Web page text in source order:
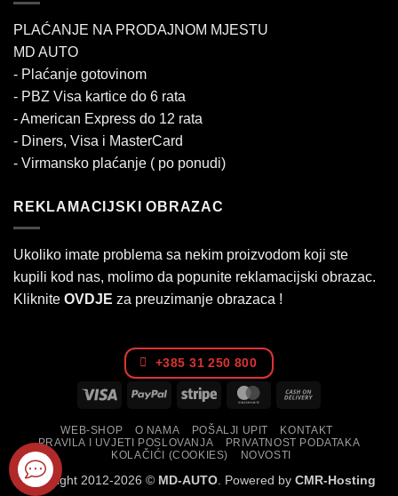
PLAĆANJE NA PRODAJNOM MJESTU
MD AUTO
- Plaćanje gotovinom
- PBZ Visa kartice do 6 rata
- American Express do 12 rata
- Diners, Visa i MasterCard
- Virmansko plaćanje ( po ponudi)
REKLAMACIJSKI OBRAZAC
Ukoliko imate problema sa nekim proizvodom koji ste
kupili kod nas, molimo da popunite reklamacijski obrazac.
Kliknite OVDJE za preuzimanje obrazaca !
+385 31 250 800
Visa PayPal Stripe MasterCard
Delivery
WEB-SHOP O NAMA POŠALJI UPIT
KONTAKT
PRAVILA I UVJETI POSLOVANJA
PRIVATNOST PODATAKA
KOLAČIĆI (COOKIES)
NOVOSTI
Copyright 2012-2026 © MD-AUTO. Powered by CMR-Hosting